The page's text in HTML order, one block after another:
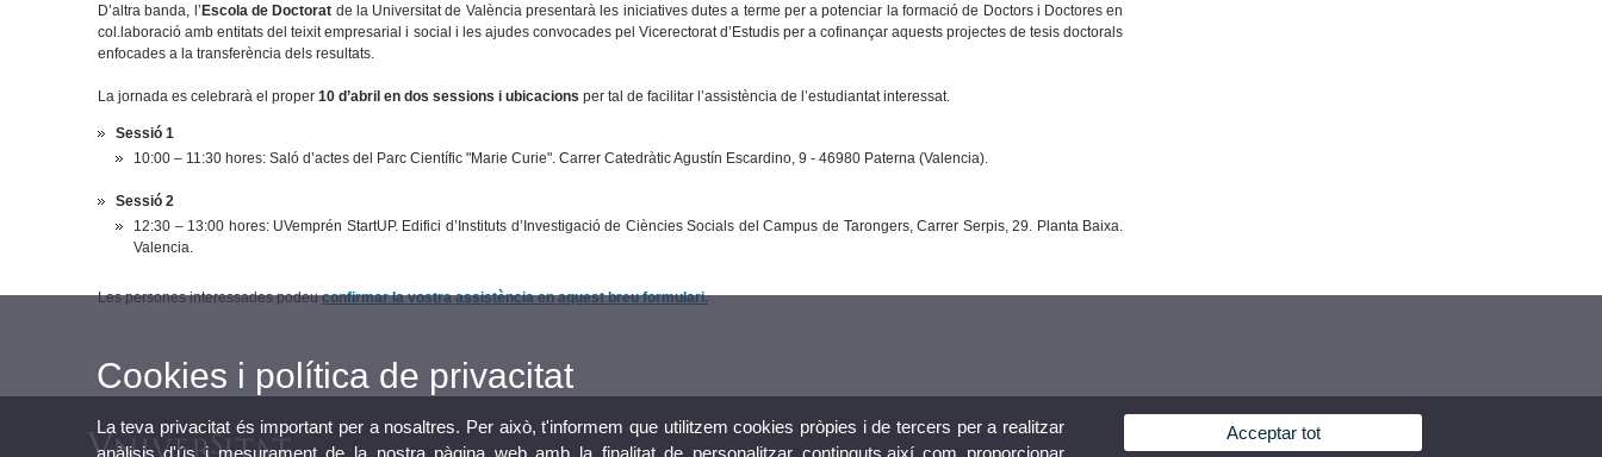
D’altra banda, l’ Escola de Doctorat de la Universitat de València presentarà les iniciatives dutes a terme per a potenciar la formació de Doctors i Doctores en
col.laboració amb entitats del teixit empresarial i social i les ajudes convocades pel Vicerectorat d’Estudis per a cofinançar aquests projectes de tesis doctorals
enfocades a la transferència dels resultats.
La jornada es celebrarà el proper10 d’abril en dos sessions i ubicacions per tal de facilitar l’assistència de l’estudiantat interessat.
Sessió 1
10:00 – 11:30 hores: Saló d’actes del Parc Científic "Marie Curie". Carrer Catedràtic Agustín Escardino, 9 - 46980 Paterna (Valencia).
Sessió 2
12:30 – 13:00 hores: UVemprén StartUP. Edifici d’Instituts d’Investigació de Ciències Socials del Campus de Tarongers, Carrer Serpis, 29. Planta Baixa.
Valencia.
Les persones interessades podeuconfirmar la vostra assistència en aquest breu formulari.
Cookies i política de privacitat
La teva privacitat és important per a nosaltres. Per això, t'informem que utilitzem cookies pròpies i de tercers per a realitzar
anàlisis d'ús i mesurament de la nostra pàgina web amb la finalitat de personalitzar continguts,així com proporcionar
Acceptar tot